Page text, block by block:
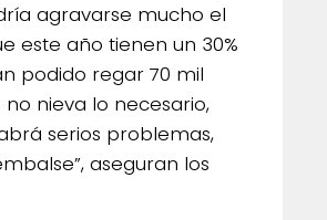
agravarse mucho el
este año tienen un 30%
podido regar 70 mil
nieva lo necesario,
serios problemas,
aseguran los